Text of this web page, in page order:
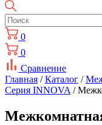
0
0
Сравнение
Главная /Каталог /
Серия INNOVA /